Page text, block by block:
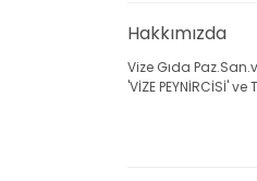
Hakkımızda
Vize Gıda
'VİZE PEYNİRCİSİ'